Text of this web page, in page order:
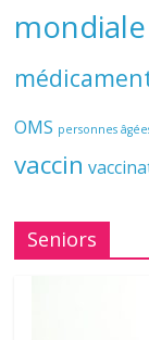
mondiale
OMS personnes
vaccin
Seniors